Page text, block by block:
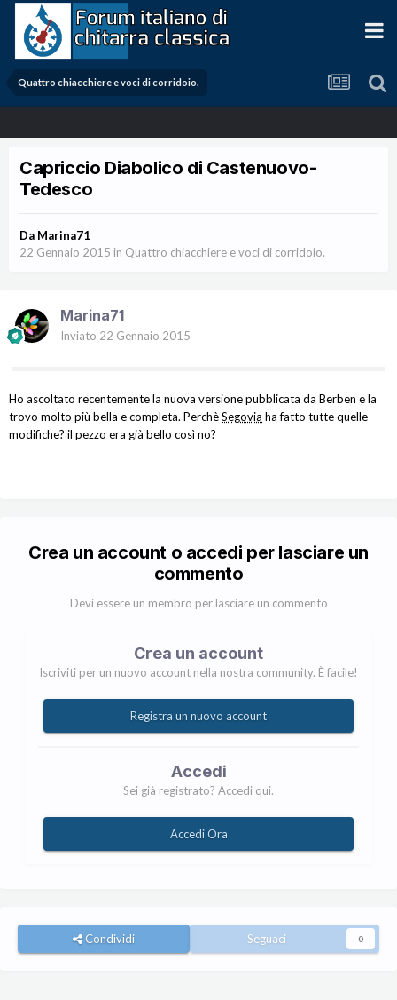
Quattro chiacchiere e voci di corridoio.
Capriccio Diabolico di Castenuovo-
Tedesco
Da Marina71
22 Gennaio 2015 in Quattro chiacchiere e voci di corridoio.
Marina71
Inviato 22 Gennaio 2015
Ho ascoltato recentemente la nuova versione pubblicata da Berben e la
trovo molto più bella e completa. PerchèSegovia ha fatto tutte quelle
modifiche? il pezzo era già bello così no?
Crea un account o accedi per lasciare un
commento
Devi essere un membro per lasciare un commento
Crea un account
Iscriviti per un nuovo account nella nostra community. È facile!
Registra un nuovo account
Accedi
Sei già registrato? Accedi qui.
Accedi Ora
Condividi Seguaci 0